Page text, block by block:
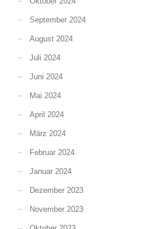
September 2024
August 2024
Juli 2024
Juni 2024
Mai 2024
April 2024
März 2024
Februar 2024
Januar 2024
Dezember 2023
November 2023